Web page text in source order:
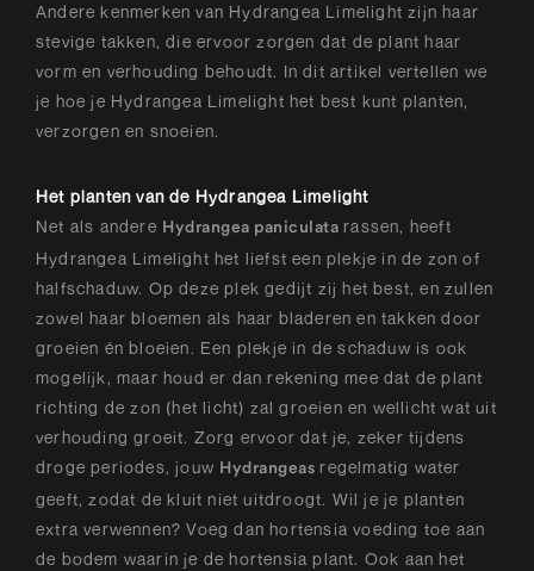
Andere kenmerken van Hydrangea Limelight zijn haar
stevige takken, die ervoor zorgen dat de plant haar
vorm en verhouding behoudt. In dit artikel vertellen we
je hoe je Hydrangea Limelight het best kunt planten,
verzorgen en snoeien.
Het planten van de Hydrangea Limelight
Net als andere Hydrangea paniculata rassen, heeft
Hydrangea Limelight het liefst een plekje in de zon of
halfschaduw. Op deze plek gedijt zij het best, en zullen
zowel haar bloemen als haar bladeren en takken door
groeien én bloeien. Een plekje in de schaduw is ook
mogelijk, maar houd er dan rekening mee dat de plant
richting de zon (het licht) zal groeien en wellicht wat uit
verhouding groeit. Zorg ervoor dat je, zeker tijdens
droge periodes, jouw Hydrangeas regelmatig water
geeft, zodat de kluit niet uitdroogt. Wil je je planten
extra verwennen? Voeg dan hortensia voeding toe aan
de bodem waarin je de hortensia plant. Ook aan het